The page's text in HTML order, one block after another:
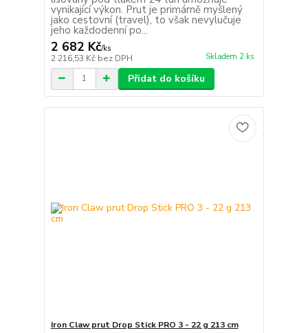
vynikající výkon. Prut je primárně myšlený
jako cestovní (travel), to však nevylučuje
jeho každodenní po...
2 682 Kč/ks
2 216,53 Kč bez DPH Skladem 2 ks
Přidat do košíku
Iron Claw prut Drop Stick PRO 3 - 22 g 213 cm